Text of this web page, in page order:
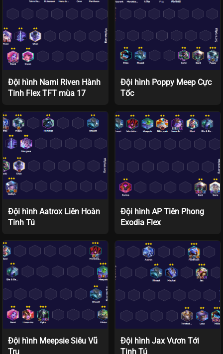
Đội hình Nami Riven Hành
Tinh Flex TFT mùa 17
Đội hình Poppy Meep Cực
Tốc
Đội hình Aatrox Liên Hoàn
Tinh Tú
Đội hình AP Tiên Phong
Exodia Flex
Đội hình Meepsie Siêu Vũ
Trụ
Đội hình Jax Vươn Tới
Tinh Tú